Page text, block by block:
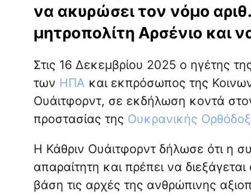
να ακυρώσει τον νόμο
μητροπολίτη Αρσένιο και
Στις 16 Δεκεμβρίου 2025 ο ηγέτης
των ΗΠΑ και εκπρόσωπος της
Ουάιτφορντ, σε εκδήλωση κοντά
προστασίας της Ουκρανικής
Η Κάθριν Ουάιτφορντ δήλωσε ότι η
απαραίτητη και πρέπει να
βάση τις αρχές της ανθρώπινης